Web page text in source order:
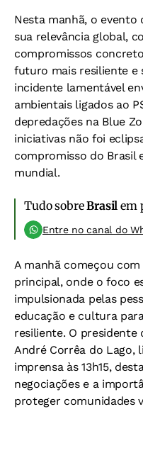
Nesta manhã, o
sua relevância global,
compromissos
futuro mais resiliente e
incidente lamentável
ambientais ligados ao
depredações na Blue
iniciativas não foi
compromisso do Brasil
mundial.
Tudo sobreBrasil em
Entre no canal do
A manhã começou
principal, onde o foco
impulsionada pelas
educação e cultura
resiliente. O presidente
André Corrêa do Lago,
imprensa às 13h15,
negociações e a
proteger comunidades